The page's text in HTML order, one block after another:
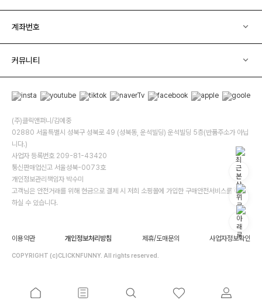
계좌번호
커뮤니티
(주)클릭앤퍼니/김예중
02880 서울특별시 성북구 성북로 49 (성북동, 운석빌딩) 운석빌딩 5층(반품주소가 아닙
니다.)
사업자 등록번호 209-81-43420
통신판매업신고 서울성북-0073호
개인정보관리책임자 박수미
고객님은 안전거래를 위해 현금으로 결제 시 저희 소핑몰에 가입한 구매안전서비스를 이용
하실 수 있습니다.
이용약관 개인정보처리방침 제휴/도매문의 사업자정보확인
COPYRIGHT (c)CLICKNFUNNY. All rights reserved.